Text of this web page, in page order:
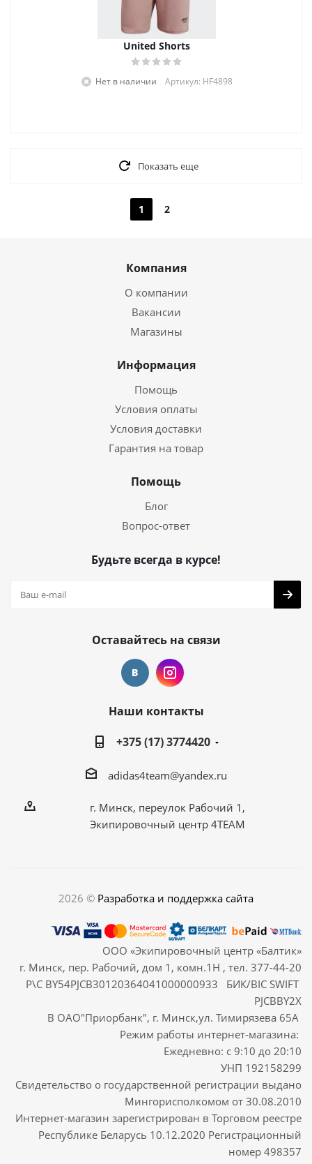
United Shorts
Нет в наличии Артикул: HF4898
Показать еще
1 2
Компания
О компании
Вакансии
Магазины
Информация
Помощь
Условия оплаты
Условия доставки
Гарантия на товар
Помощь
Блог
Вопрос-ответ
Будьте всегда в курсе!
Оставайтесь на связи
Наши контакты
+375 (17) 3774420
adidas4team@yandex.ru
г. Минск, переулок Рабочий 1,
Экипировочный центр 4TEAM
2026 © Разработка и поддержка сайта
ООО «Экипировочный центр «Балтик»
г. Минск, пер. Рабочий, дом 1, комн.1Н , тел. 377-44-20
Р\С BY54PJCB30120364041000000933 БИК/BIC SWIFT
PJCBBY2X
В ОАО"Приорбанк", г. Минск,ул. Тимирязева 65А
Режим работы интернет-магазина:
Ежедневно: с 9:10 до 20:10
УНП 192158299
Свидетельство о государственной регистрации выдано
Мингорисполкомом от 30.08.2010
Интернет-магазин зарегистрирован в Торговом реестре
Республике Беларусь 10.12.2020 Регистрационный
номер 498357